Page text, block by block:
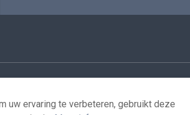
uw ervaring te verbeteren, gebruikt deze